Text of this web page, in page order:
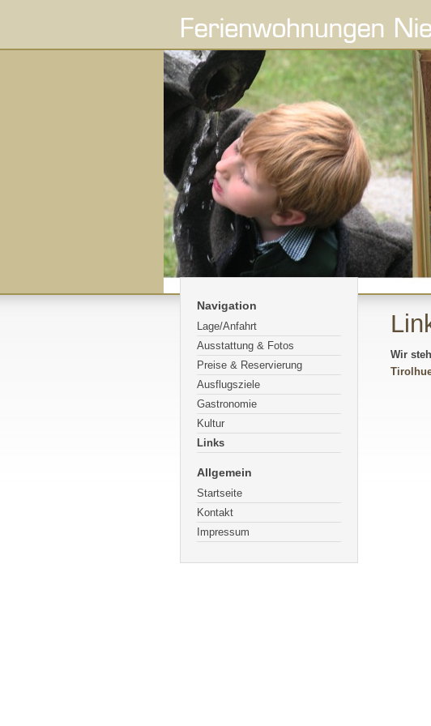
Navigation
Lage/Anfahrt
Ausstattung & Fotos
Preise & Reservierung
Ausflugsziele
Gastronomie
Kultur
Links
Allgemein
Startseite
Kontakt
Impressum
Wir